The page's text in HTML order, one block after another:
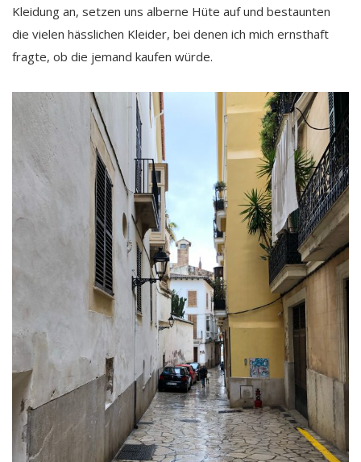
Kleidung an, setzen uns alberne Hüte auf und bestaunten
die vielen hässlichen Kleider, bei denen ich mich ernsthaft
fragte, ob die jemand kaufen würde.